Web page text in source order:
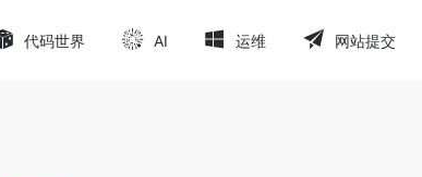
代码世界 AI 运维 网站提交